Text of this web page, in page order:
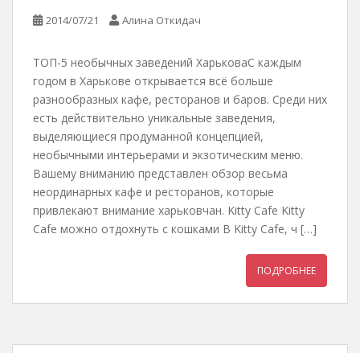
2014/07/21 Алина Откидач
ТОП-5 необычных заведений ХарьковаС каждым
годом в Харькове открывается всё больше
разнообразных кафе, ресторанов и баров. Среди них
есть действительно уникальные заведения,
выделяющиеся продуманной концепцией,
необычными интерьерами и экзотическим меню.
Вашему вниманию представлен обзор весьма
неординарных кафе и ресторанов, которые
привлекают внимание харьковчан. Kitty Сafe Kitty
Сafe можно отдохнуть с кошками В Kitty Сafe, ч […]
ПОДРОБНЕЕ